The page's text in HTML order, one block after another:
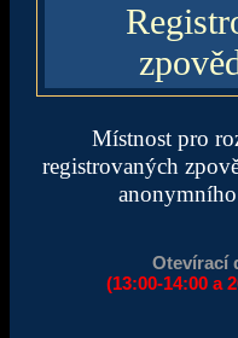
Místnost pro
registrovaných
Otevírací
(13:00-14:00 a